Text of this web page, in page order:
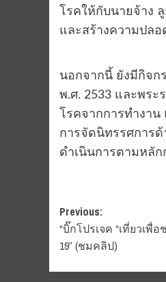
โรคให้กับนายจ้าง
และสร้างความปลอ
นอกจากนี้ ยังมีกิจก
พ.ศ. 2533 และพระ
โรคจากการทำงา
การจัดนิทรรศการ
ดำเนินการตามหลัก
Post
navigation
Previous:
“บิ๊กโปรเจค “เที่ยวเพื่
19” (ชมคลิป)